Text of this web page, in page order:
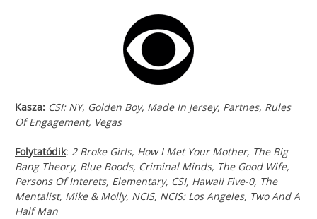
Kasza: CSI: NY, Golden Boy, Made In Jersey, Partnes, Rules
Of Engagement, Vegas
Folytatódik: 2 Broke Girls, How I Met Your Mother, The Big
Bang Theory, Blue Boods, Criminal Minds, The Good Wife,
Persons Of Interets, Elementary, CSI, Hawaii Five-0, The
Mentalist, Mike & Molly, NCIS, NCIS: Los Angeles, Two And A
Half Man